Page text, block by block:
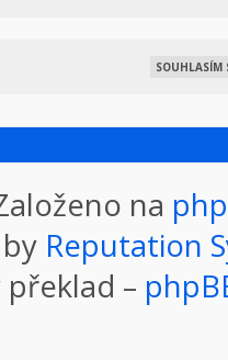
na
Reputation
překlad –